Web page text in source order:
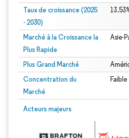
Taux de croissance (2025
- 2030)
Marché à la Croissance la
Plus Rapide
Asie-
Plus Grand Marché
Concentration du
Marché
Faible
Acteurs majeurs
Image © Mordor Intelligence. La